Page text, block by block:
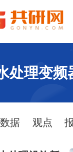
处理变频
数据 观点